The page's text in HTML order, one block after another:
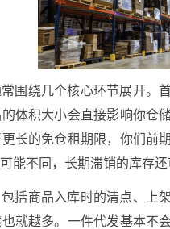
围绕几个核心环节展开。
体积大小会直接影响你仓
长的免仓租期限，你们前
能不同，长期滞销的库存还
括商品入库时的清点、上
就越多。一件代发基本不